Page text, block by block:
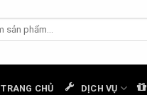
TRANG CHỦ DỊCH VỤ